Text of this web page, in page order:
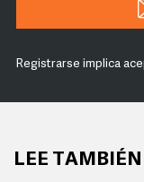
Registrarse implica
LEE TAMBIÉN